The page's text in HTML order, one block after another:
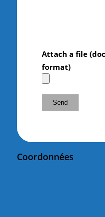
Attach a file
format)
Coordonnées